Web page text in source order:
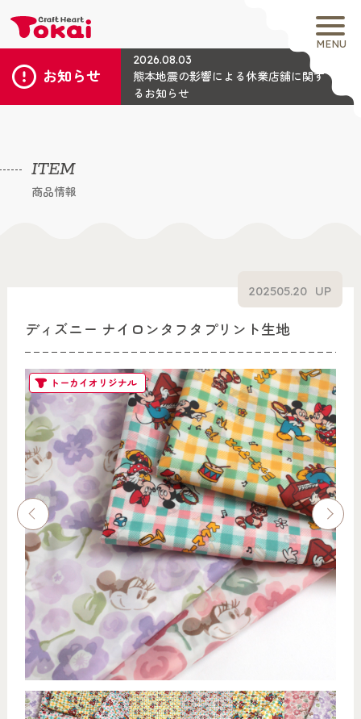
MENU
お知らせ
2026.08.03
熊本地震の影響による休業店舗に関す
るお知らせ
ITEM
商品情報
ディズニー ナイロンタフタプリント生地
202505.20 UP
トーカイオリジナル